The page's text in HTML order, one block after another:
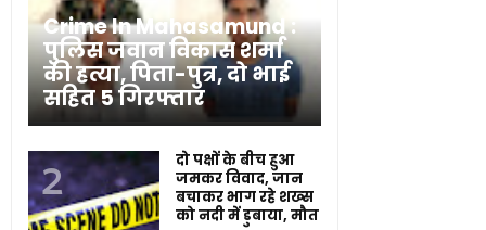
Crime In Mahasamund :
पुलिस जवान विकास शर्मा
की हत्या, पिता-पुत्र, दो भाई
सहित 5 गिरफ्तार
दो पक्षों के बीच हुआ
जमकर विवाद, जान
बचाकर भाग रहे शख्स
को नदी में डुबाया, मौत